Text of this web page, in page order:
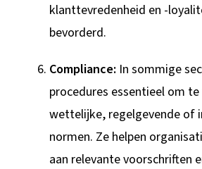
klanttevredenheid en -
bevorderd.
Compliance:In sommige
procedures essentieel om
wettelijke, regelgevende of
normen. Ze helpen
aan relevante voorschriften